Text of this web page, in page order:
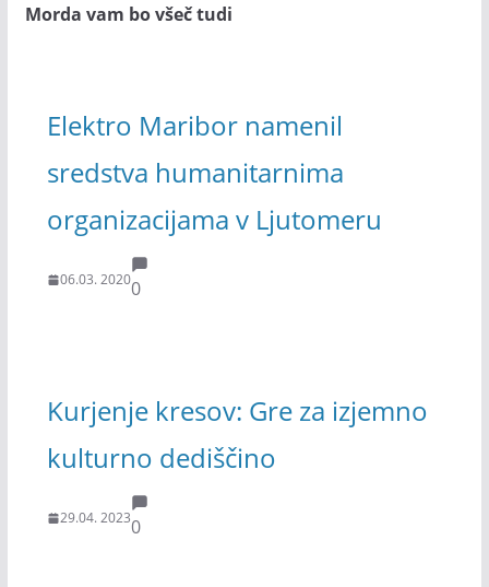
Morda vam bo všeč tudi
Elektro Maribor namenil
sredstva humanitarnima
organizacijama v Ljutomeru
06.03. 20200
Kurjenje kresov: Gre za izjemno
kulturno dediščino
29.04. 20230